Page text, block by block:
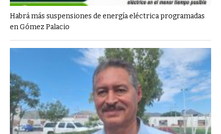
Habrá más suspensiones de energía eléctrica programadas
en Gómez Palacio